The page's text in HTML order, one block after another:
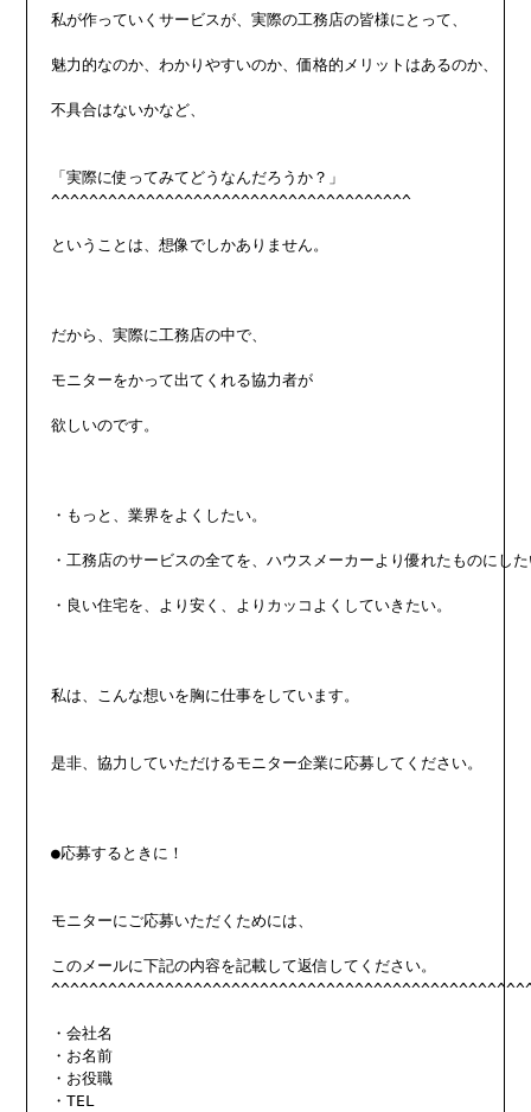
私が作っていくサービスが、実際の工務店の皆様にとって、
魅力的なのか、わかりやすいのか、価格的メリットはあるのか、
不具合はないかなど、
「実際に使ってみてどうなんだろうか？」
^^^^^^^^^^^^^^^^^^^^^^^^^^^^^^^^^^^^^^
ということは、想像でしかありません。
だから、実際に工務店の中で、
モニターをかって出てくれる協力者が
欲しいのです。
・もっと、業界をよくしたい。
・工務店のサービスの全てを、ハウスメーカーより優れたものにし
・良い住宅を、より安く、よりカッコよくしていきたい。
私は、こんな想いを胸に仕事をしています。
是非、協力していただけるモニター企業に応募してください。
●応募するときに！
モニターにご応募いただくためには、
このメールに下記の内容を記載して返信してください。
・会社名
・お名前
・お役職
・TEL